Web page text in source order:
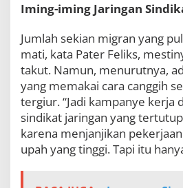
Iming-iming Jaringan
Jumlah sekian migran yang
mati, kata Pater Feliks,
takut. Namun, menurutnya,
yang memakai cara canggih
tergiur. “Jadi kampanye kerja
sindikat jaringan yang
karena menjanjikan
upah yang tinggi. Tapi itu